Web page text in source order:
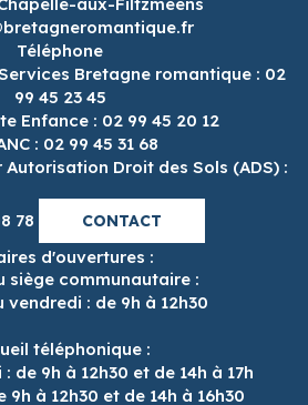
Téléphone
Bretagne romantique : 02
99 45 23 45
Enfance : 02 99 45 20 12
: 02 99 45 31 68
Droit des Sols (ADS) :
78 CONTACT
d'ouvertures :
siège communautaire :
vendredi : de 9h à 12h30
téléphonique :
de 9h à 12h30 et de 14h à 17h
9h à 12h30 et de 14h à 16h30